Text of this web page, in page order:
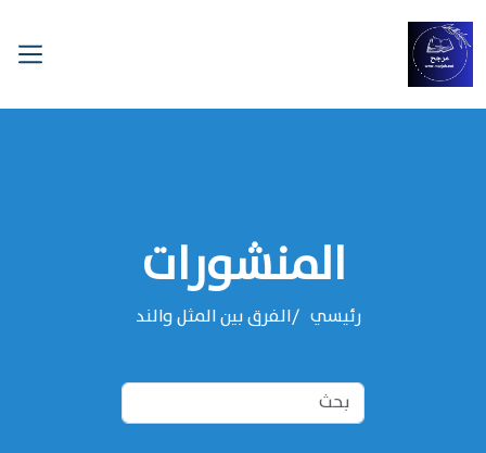
المنشورات
رئيسي الفرق بين المثل والند